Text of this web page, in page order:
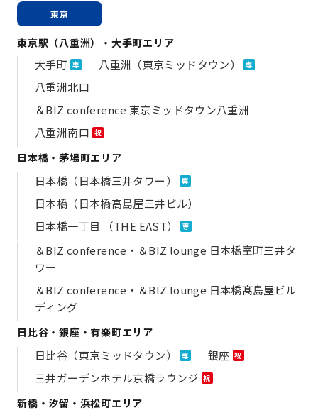
東京
東京駅（八重洲）・大手町エリア
大手町 専 八重洲（東京ミッドタウン） 専
八重洲北口
＆BIZ conference 東京ミッドタウン八重洲
八重洲南口 祝
日本橋・茅場町エリア
日本橋（日本橋三井タワー） 専
日本橋（日本橋高島屋三井ビル）
日本橋一丁目 （THE EAST）
専
＆BIZ conference・＆BIZ lounge 日本橋室町三井タ
ワー
＆BIZ conference・＆BIZ lounge 日本橋髙島屋ビル
ディング
日比谷・銀座・有楽町エリア
日比谷（東京ミッドタウン） 専 銀座 祝
三井ガーデンホテル京橋ラウンジ 祝
新橋・汐留・浜松町エリア